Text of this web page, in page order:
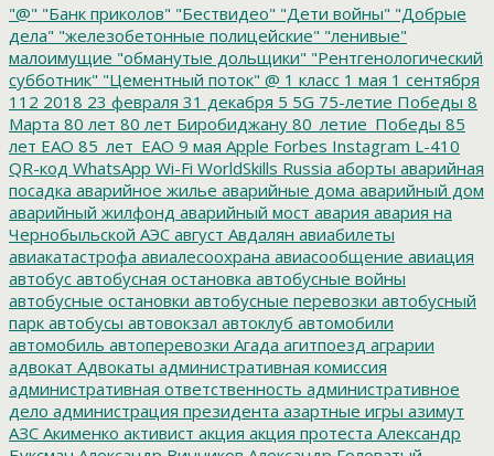
"@" "Банк приколов" "Бествидео" "Дети войны" "Добрые
дела" "железобетонные полицейские" "ленивые"
малоимущие "обманутые дольщики" "Рентгенологический
субботник" "Цементный поток" @ 1 класс 1 мая 1 сентября
112 2018 23 февраля 31 декабря 5 5G 75-летие Победы 8
Марта 80 лет 80 лет Биробиджану 80_летие_Победы 85
лет ЕАО 85_лет_ЕАО 9 мая Apple Forbes Instagram L-410
QR-код WhatsApp Wi-Fi WorldSkills Russia аборты аварийная
посадка аварийное жилье аварийные дома аварийный дом
аварийный жилфонд аварийный мост авария авария на
Чернобыльской АЭС август Авдалян авиабилеты
авиакатастрофа авиалесоохрана авиасообщение авиация
автобус автобусная остановка автобусные войны
автобусные остановки автобусные перевозки автобусный
парк автобусы автовокзал автоклуб автомобили
автомобиль автоперевозки Агада агитпоезд аграрии
адвокат Адвокаты административная комиссия
административная ответственность административное
дело администрация президента азартные игры азимут
АЗС Акименко активист акция акция протеста Александр